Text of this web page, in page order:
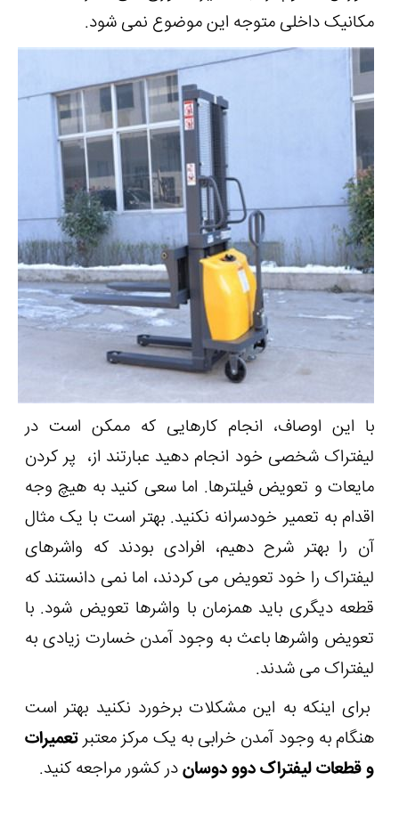
مکانیک داخلی متوجه این موضوع نمی شود.
با این اوصاف، انجام کارهایی که ممکن است در
لیفتراک شخصی خود انجام دهید عبارتند از، پر کردن
مایعات و تعویض فیلترها. اما سعی کنید به هیچ وجه
اقدام به تعمیر خودسرانه نکنید. بهتر است با یک مثال
آن را بهتر شرح دهیم، افرادی بودند که واشرهای
لیفتراک را خود تعویض می کردند، اما نمی دانستند که
قطعه دیگری باید همزمان با واشرها تعویض شود. با
تعویض واشرها باعث به وجود آمدن خسارت زیادی به
لیفتراک می شدند.
برای اینکه به این مشکلات برخورد نکنید بهتر است
هنگام به وجود آمدن خرابی به یک مرکز معتبرتعمیرات
و قطعات لیفتراک دوو دوساندر کشور مراجعه کنید.